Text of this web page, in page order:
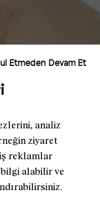
analiz
ziyaret
reklamlar
alabilir ve
Etmeden Devam Et